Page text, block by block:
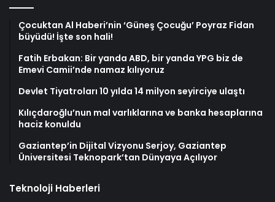
Çocuktan Al Haberi’nin ‘Güneş Çocuğu’ Poyraz Fidan
büyüdü! İşte son hali!
Fatih Erbakan: Bir yanda ABD, bir yanda YPG biz de
Emevi Camii’nde namaz kılıyoruz
Devlet Tiyatroları 10 yılda 14 milyon seyirciye ulaştı
Kılıçdaroğlu’nun mal varlıklarına ve banka hesaplarına
haciz konuldu
Gaziantep’in Dijital Vizyonu Serjoy, Gaziantep
Üniversitesi Teknopark’tan Dünyaya Açılıyor
Teknoloji Haberleri